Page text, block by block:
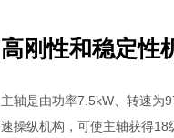
高刚性和稳定性
主轴是由功率7.5kW、转速为
速操纵机构，可使主轴获得18